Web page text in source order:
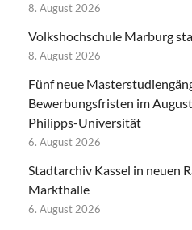
8. August 2026
Volkshochschule Marburg
8. August 2026
Fünf neue
Bewerbungsfristen im
Philipps-Universität
6. August 2026
Stadtarchiv Kassel in neuen
Markthalle
6. August 2026